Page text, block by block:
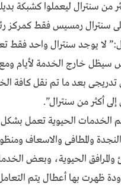
من سنترال ليعملوا كشبكة
سنترال رمسيس فقط كمركز
لا يوجد سنترال واحد فقط
سيظل خارج الخدمة لأيام
بعد ما تم نقل كافة
أكثر من سنترال”.
الخدمات الحيوية تعمل
والمطافى والاسعاف
والمرافق الحيوية، وبعض
ظهرت بها أعطال يتم